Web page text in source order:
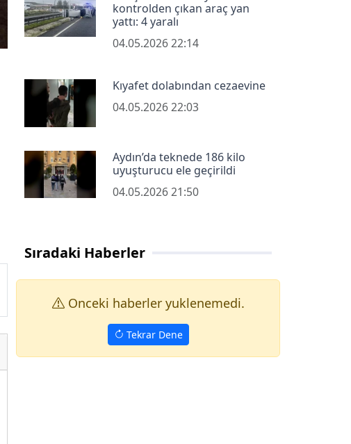
kontrolden çıkan araç yan
yattı: 4 yaralı
04.05.2026 22:14
Kıyafet dolabından cezaevine
04.05.2026 22:03
Aydın’da teknede 186 kilo
uyuşturucu ele geçirildi
04.05.2026 21:50
Sıradaki Haberler
Onceki haberler yuklenemedi.
Tekrar Dene